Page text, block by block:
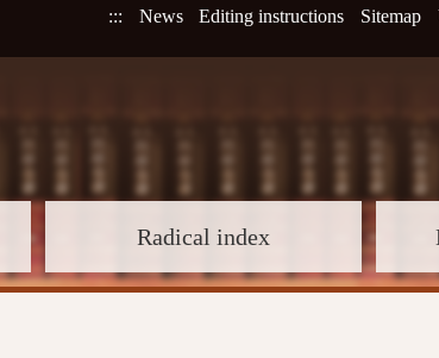
::: News Editing instructions Sitemap
Radical index